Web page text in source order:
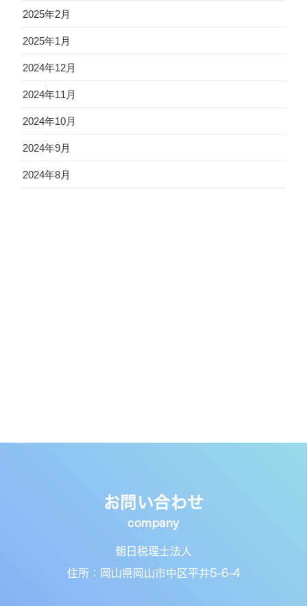
2025年2月
2025年1月
2024年12月
2024年11月
2024年10月
2024年9月
2024年8月
お問い合わせ
朝日税理士法人
住所：岡山県岡山市中区平井5-6-4